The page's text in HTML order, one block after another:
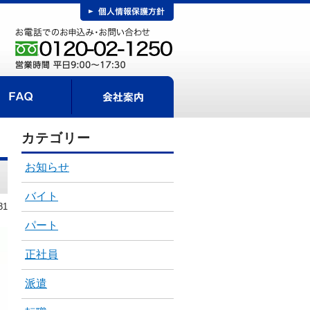
カテゴリー
お知らせ
バイト
パート
正社員
派遣